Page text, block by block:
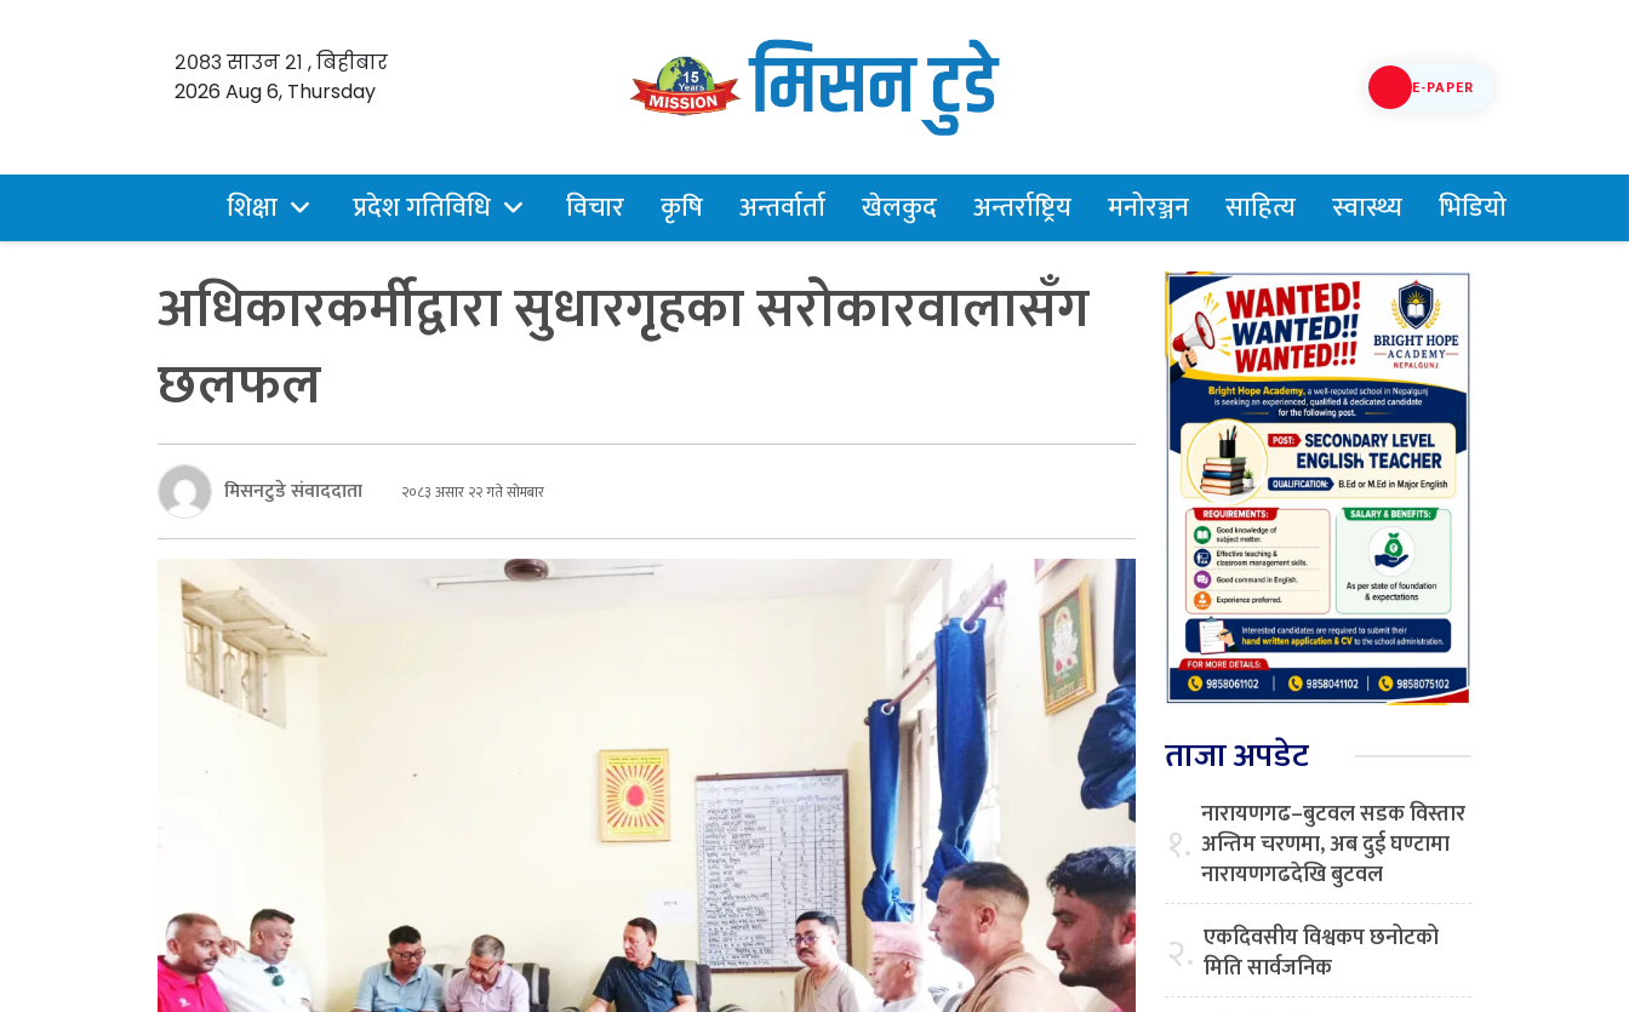
२०८३ साउन २१ , बिहीबार
2026 Aug 6, Thursday
E-PAPER
शिक्षा प्रदेश गतिविधि विचार कृषि अन्तर्वार्ता खेलकुद अन्तर्राष्ट्रिय मनोरञ्जन साहित्य स्वास्थ्य भिडियो
अधिकारकर्मीद्वारा सुधारगृृहका सरोकारवालासँग
छलफल
मिसनटुडे संवाददाता २०८३ असार २२ गते सोमबार
ताजा अपडेट
१. नारायणगढ–बुटवल सडक विस्तार
अन्तिम चरणमा, अब दुई घण्टामा
नारायणगढदेखि बुटवल
२. एकदिवसीय विश्वकप छनोटको
मिति सार्वजनिक